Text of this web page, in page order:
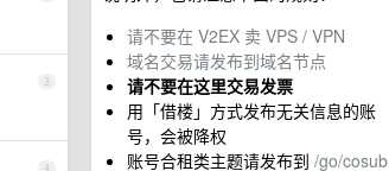
请不要在 V2EX 卖 VPS / VPN
域名交易请发布到域名节点
请不要在这里交易发票
用「借楼」方式发布无关信息的账
号，会被降权
账号合租类主题请发布到 /go/cosub
3